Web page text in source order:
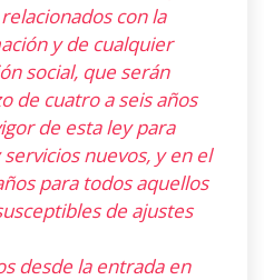
con la
y de cualquier
social, que serán
de cuatro a seis años
de esta ley para
nuevos, y en el
para todos aquellos
de ajustes
desde la entrada en